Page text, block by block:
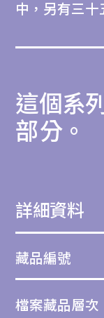
中，另有三十
這個系
部分。
詳細資料
藏品編號
檔案藏品層次